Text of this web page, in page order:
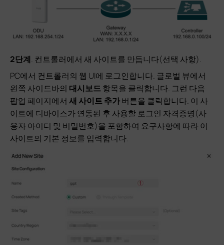
2단계. 컨트롤러에서 새 사이트를 만듭니다(선택 사항).
PC에서 컨트롤러의 웹 UI에 로그인합니다. 글로벌 뷰에서
왼쪽 사이드바의 대시보드항목을 클릭합니다. 그런 다음
팝업 페이지에서 새 사이트 추가버튼을 클릭합니다. 이 사
이트에 디바이스가 연동된 후 사용할 로그인 자격증명(사
용자 아이디 및 비밀번호)을 포함하여 요구사항에 따라 이
사이트의 기본 정보를 입력합니다.